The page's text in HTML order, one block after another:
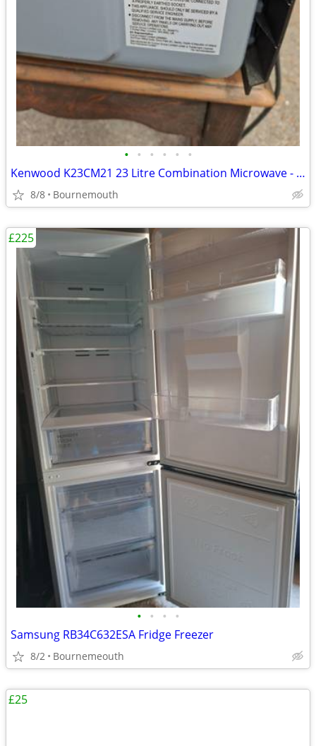
• • • • • •
Kenwood K23CM21 23 Litre Combination Microwave - As Good As New
8/8 Bournemouth
• • • •
Samsung RB34C632ESA Fridge Freezer
8/2 Bournemeouth
£225
£25